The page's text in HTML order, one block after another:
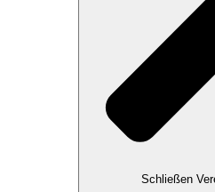
Schließen